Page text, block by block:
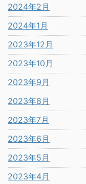
2024年2月
2024年1月
2023年12月
2023年10月
2023年9月
2023年8月
2023年7月
2023年6月
2023年5月
2023年4月